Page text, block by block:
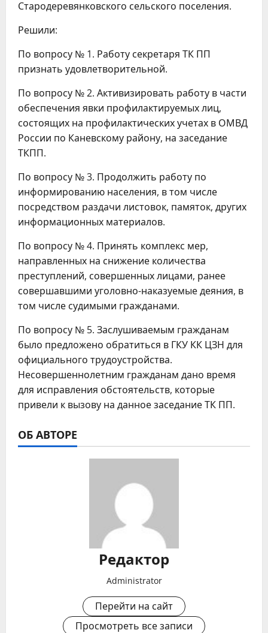
Стародеревянковского сельского поселения.
Решили:
По вопросу № 1. Работу секретаря ТК ПП
признать удовлетворительной.
По вопросу № 2. Активизировать работу в части
обеспечения явки профилактируемых лиц,
состоящих на профилактических учетах в ОМВД
России по Каневскому району, на заседание
ТКПП.
По вопросу № 3. Продолжить работу по
информированию населения, в том числе
посредством раздачи листовок, памяток, других
информационных материалов.
По вопросу № 4. Принять комплекс мер,
направленных на снижение количества
преступлений, совершенных лицами, ранее
совершавшими уголовно-наказуемые деяния, в
том числе судимыми гражданами.
По вопросу № 5. Заслушиваемым гражданам
было предложено обратиться в ГКУ КК ЦЗН для
официального трудоустройства.
Несовершеннолетним гражданам дано время
для исправления обстоятельств, которые
привели к вызову на данное заседание ТК ПП.
ОБ АВТОРЕ
Редактор
Administrator
Перейти на сайт
Просмотреть все записи